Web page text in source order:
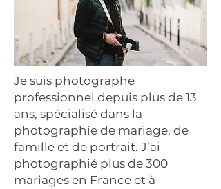
Je suis photographe
professionnel depuis plus de 13
ans, spécialisé dans la
photographie de mariage, de
famille et de portrait. J’ai
photographié plus de 300
mariages en France et à